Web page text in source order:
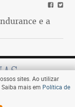
e a
sites. Ao utilizar
mais em Política de